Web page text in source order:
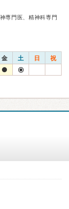
専門医、精神科専門
金 土 日 祝